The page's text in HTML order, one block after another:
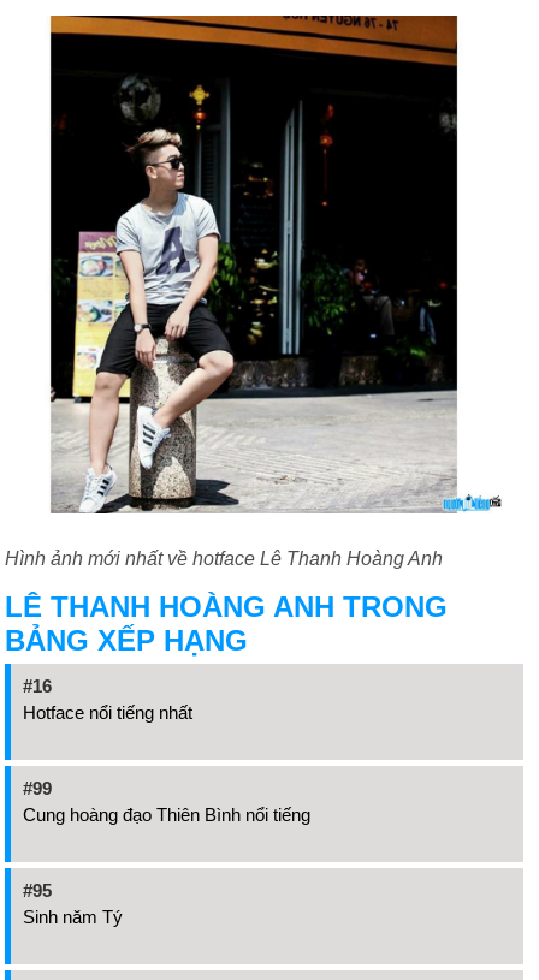
Hình ảnh mới nhất về hotface Lê Thanh Hoàng Anh
LÊ THANH HOÀNG ANH TRONG
BẢNG XẾP HẠNG
#16
Hotface nổi tiếng nhất
#99
Cung hoàng đạo Thiên Bình nổi tiếng
#95
Sinh năm Tý